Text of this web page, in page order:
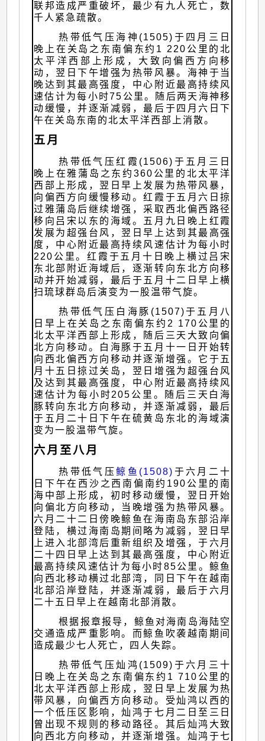
联邦造成严重破坏，最少有九人死亡，数
千人紧急疏散。
热带低气压海神(1505)于四月三日
晚上在关岛之东南偏东约1 220公里的北
太平洋西部上形成，大致向偏西方向移
动，翌日下午增强为热带风暴。海神于当
晚达到其最高强度，中心附近最高持续风
速估计为每小时75公里。随后两天海神移
动缓慢，并逐渐减弱，最后于四月六日下
午在关岛东南的北太平洋西部上消散。
五月
热带低气压红霞(1506)于五月三日
晚上在雅蒲岛之东约360公里的北太平洋
西部上形成，翌日早上发展为热带风暴，
向偏西方向缓慢移动。红霞于五月六日掠
过雅蒲岛后继续增强，采取西北偏西路径
移向吕宋以东的海域。五月九日晚上红霞
发展为超强台风，翌日早上达到其最高强
度，中心附近最高持续风速估计为每小时
220公里。红霞于五月十日晚上横过吕宋
东北部附近海域后，逐渐转向东北方向移
动并开始减弱，最后于五月十二日早上横
扫琉球群岛后演变为一股温带气旋。
热带低气压白海豚(1507)于五月八
日早上在关岛之东南偏东约2 170公里的
北太平洋西部上形成，随后三天大致向偏
北方向移动。白海豚于五月十一日开始转
向西北偏西方向移动并逐渐增强。它于五
月十五日掠过关岛，翌日增强为超强台风
及达到其最高强度，中心附近最高持续风
速估计为每小时205公里。随后三天白海
豚转向东北方向移动，并逐渐减弱，最后
于五月二十日下午在硫黄岛东北的海域演
变为一股温带气旋。
六月至八月
热带低气压鲸鱼(1508) 于六月二十
日下午在西沙之西南偏南约190公里的南
海中部上形成，初时移动缓慢，翌日开始
向偏北方向移动，当晚增强为热带风暴。
六月二十二日傍晚鲸鱼在海南岛东部沿岸
登陆，横过海南岛期间略为减弱，翌日早
上进入北部湾后重新组织及增强，于六月
二十四日早上达到其最高强度，中心附近
最高持续风速估计为每小时85公里。鲸鱼
向西北移动横过北部湾，同日下午在越南
北部沿岸登陆，并逐渐减弱，最后于六月
二十五日早上在越南北部消散。
根据报章报导，鲸鱼对海南岛海陆空
交通造成严重影响。而鲸鱼吹袭越南期间
造成最少七人死亡，四人失踪。
热带低气压灿鸿(1509)于六月三十
日晚上在关岛之东南偏东约1 710公里的
北太平洋西部上形成，翌日早上发展为热
带风暴，向偏西方向移动。受灿鸿以西的
一个低压区影响，灿鸿于七月二日至三日
曾出现不规则的移动路径。其后灿鸿大致
向西北方向移动，并逐渐增强。灿鸿于七